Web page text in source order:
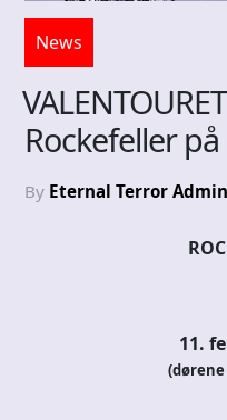
News
Rockefeller
By Eternal Terror Admin
11.
(dørene